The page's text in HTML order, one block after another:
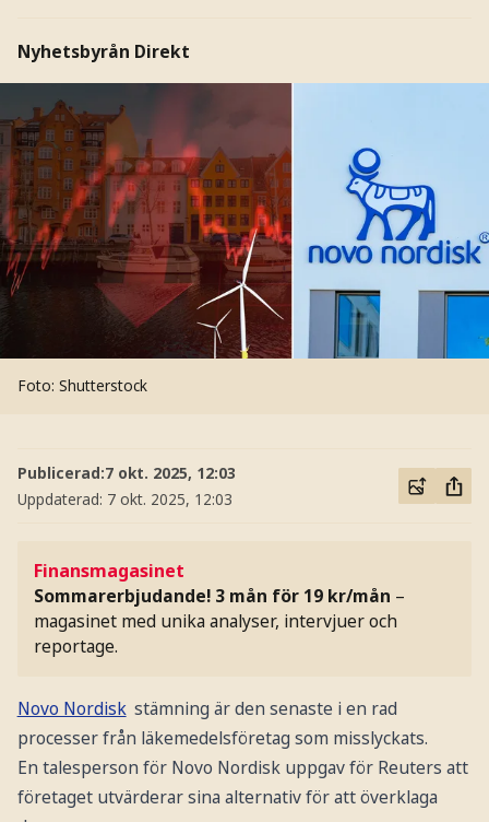
Nyhetsbyrån Direkt
Foto: Shutterstock
Publicerad:7 okt. 2025, 12:03
Uppdaterad: 7 okt. 2025, 12:03
Finansmagasinet
Sommarerbjudande! 3 mån för 19 kr/mån –
magasinet med unika analyser, intervjuer och
reportage.
Novo Nordisk stämning är den senaste i en rad
processer från läkemedelsföretag som misslyckats.
En talesperson för Novo Nordisk uppgav för Reuters att
företaget utvärderar sina alternativ för att överklaga